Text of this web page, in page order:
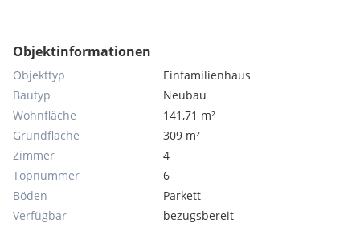
Objektinformationen
Objekttyp
Einfamilienhaus
Bautyp
Neubau
Wohnfläche
141,71 m²
Grundfläche
309 m²
Zimmer
4
Topnummer
6
Böden
Parkett
Verfügbar
bezugsbereit